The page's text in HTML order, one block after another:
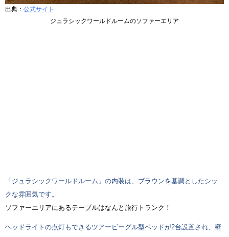
出典： 公式サイト
ジュラシックワールドルームのソファーエリア
「ジュラシックワールドルーム」の内装は、ブラウンを基調としたシッ
クな雰囲気です。
ソファーエリアにあるテーブルはなんと旅行トランク！
ヘッドライトの点灯もできるツアービーグル型ベッドが2台設置され、壁